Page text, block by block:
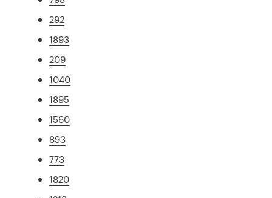
292
1893
209
1040
1895
1560
893
773
1820